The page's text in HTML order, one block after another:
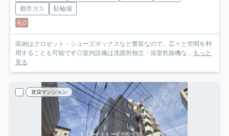
都市ガス
駐輪場
礼0
収納はクロゼット・シューズボックスなど豊富なので、広々と空間を利
用することも可能です◎室内設備は洗面所独立・浴室乾燥機な... もっと
見る
賃貸マンション